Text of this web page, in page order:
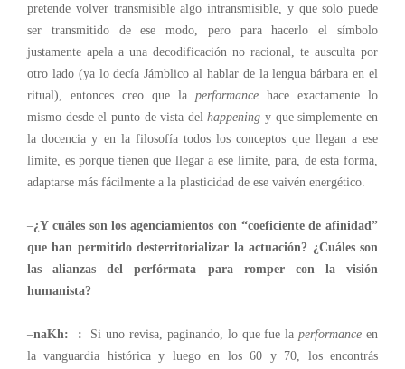
pretende volver transmisible algo intransmisible, y que solo puede
ser transmitido de ese modo, pero para hacerlo el símbolo
justamente apela a una decodificación no racional, te ausculta por
otro lado (ya lo decía Jámblico al hablar de la lengua bárbara en el
ritual), entonces creo que la performance hace exactamente lo
mismo desde el punto de vista delhappeningy que simplemente en
la docencia y en la filosofía todos los conceptos que llegan a ese
límite, es porque tienen que llegar a ese límite, para, de esta forma,
adaptarse más fácilmente a la plasticidad de ese vaivén energético.
–¿Y cuáles son los agenciamientos con “coeficiente de afinidad”
que han permitido desterritorializar la actuación? ¿Cuáles son
las alianzas del perfórmata para romper con la visión
humanista?
–naKh: : Si uno revisa, paginando, lo que fue laperformance en
la vanguardia histórica y luego en los 60 y 70, los encontrás